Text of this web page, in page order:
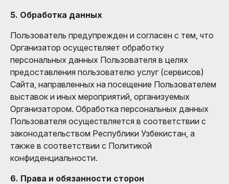
5. Обработка данных
Пользователь предупрежден и согласен с тем, что
Организатор осуществляет обработку
персональных данных Пользователя в целях
предоставления пользователю услуг (сервисов)
Сайта, направленных на посещение Пользователем
выставок и иных мероприятий, организуемых
Организатором. Обработка персональных данных
Пользователя осуществляется в соответствии с
законодательством Республики Узбекистан, а
также в соответствии с Политикой
конфиденциальности.
6. Права и обязанности сторон